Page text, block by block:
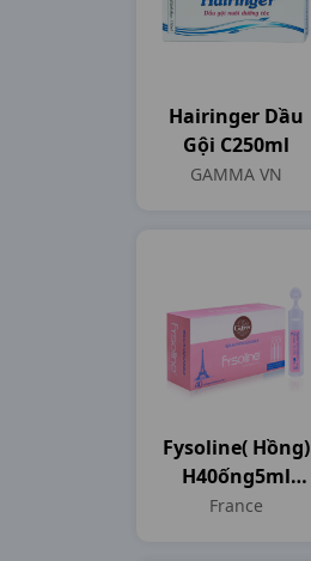
Hairinger Dầu
Gội C250ml
GAMMA VN
Fysoline( Hồng)
H40ống5ml
France
France